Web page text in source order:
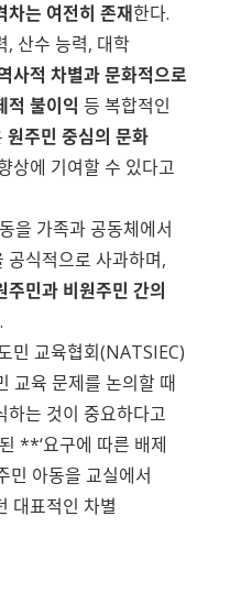
차는 여전히 존재한다.
, 산수 능력, 대학
사적 차별과 문화적으로
적 불이익 등 복합적인
원주민 중심의 문화
상에 기여할 수 있다고
을 가족과 공동체에서
공식적으로 사과하며,
주민과 비원주민 간의
민 교육협회(NATSIEC)
교육 문제를 논의할 때
하는 것이 중요하다고
**‘요구에 따른 배제
민 아동을 교실에서
대표적인 차별